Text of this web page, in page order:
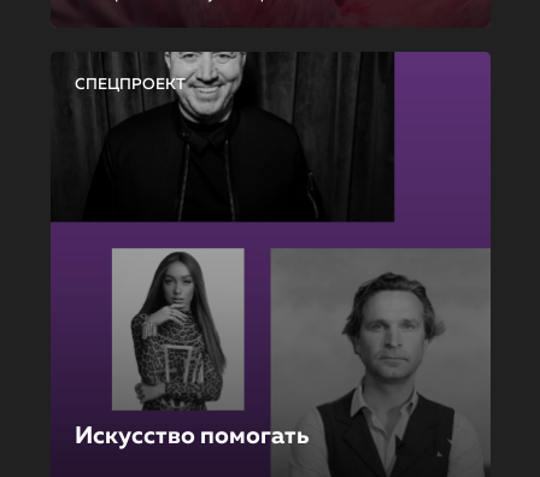
СПЕЦПРОЕКТ
Искусство помогать